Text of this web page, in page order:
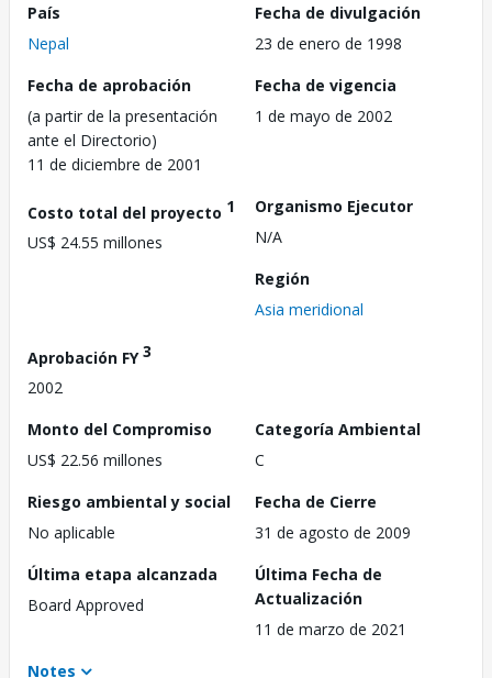
País
Nepal
Fecha de divulgación
23 de enero de 1998
Fecha de aprobación
(a partir de la presentación
ante el Directorio)
11 de diciembre de 2001
Fecha de vigencia
1 de mayo de 2002
Costo total del proyecto 1
US$ 24.55 millones
Organismo Ejecutor
N/A
Región
Asia meridional
Aprobación FY3
2002
Monto del Compromiso
US$ 22.56 millones
Categoría Ambiental
C
Riesgo ambiental y social
No aplicable
Fecha de Cierre
31 de agosto de 2009
Última etapa alcanzada
Board Approved
Última Fecha de
Actualización
11 de marzo de 2021
Notes